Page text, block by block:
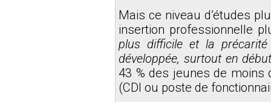
Mais ce niveau d’études
insertion professionnelle
plus difficile et la précarité
développée, surtout en
43 % des jeunes de moins
(CDI ou poste de